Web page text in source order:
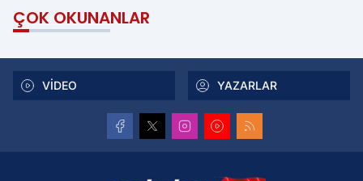
ÇOK OKUNANLAR
VİDEO YAZARLAR